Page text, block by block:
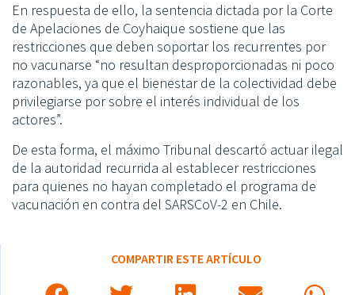
En respuesta de ello, la sentencia dictada por la Corte
de Apelaciones de Coyhaique sostiene que las
restricciones que deben soportar los recurrentes por
no vacunarse “no resultan desproporcionadas ni poco
razonables, ya que el bienestar de la colectividad debe
privilegiarse por sobre el interés individual de los
actores”.
De esta forma, el máximo Tribunal descartó actuar ilegal
de la autoridad recurrida al establecer restricciones
para quienes no hayan completado el programa de
vacunación en contra del SARSCoV-2 en Chile.
COMPARTIR ESTE ARTÍCULO